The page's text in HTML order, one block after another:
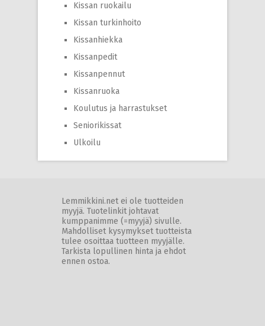
Kissan ruokailu
Kissan turkinhoito
Kissanhiekka
Kissanpedit
Kissanpennut
Kissanruoka
Koulutus ja harrastukset
Seniorikissat
Ulkoilu
Lemmikkini.net ei ole tuotteiden
myyjä. Tuotelinkit johtavat
kumppanimme (=myyjä) sivulle.
Mahdolliset kysymykset tuotteista
tulee osoittaa tuotteen myyjälle.
Tarkista lopullinen hinta ja ehdot
ennen ostoa.